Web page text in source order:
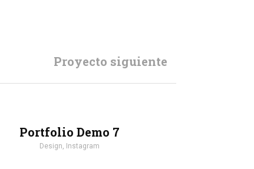
Proyecto siguiente
Portfolio Demo 7
Design, Instagram